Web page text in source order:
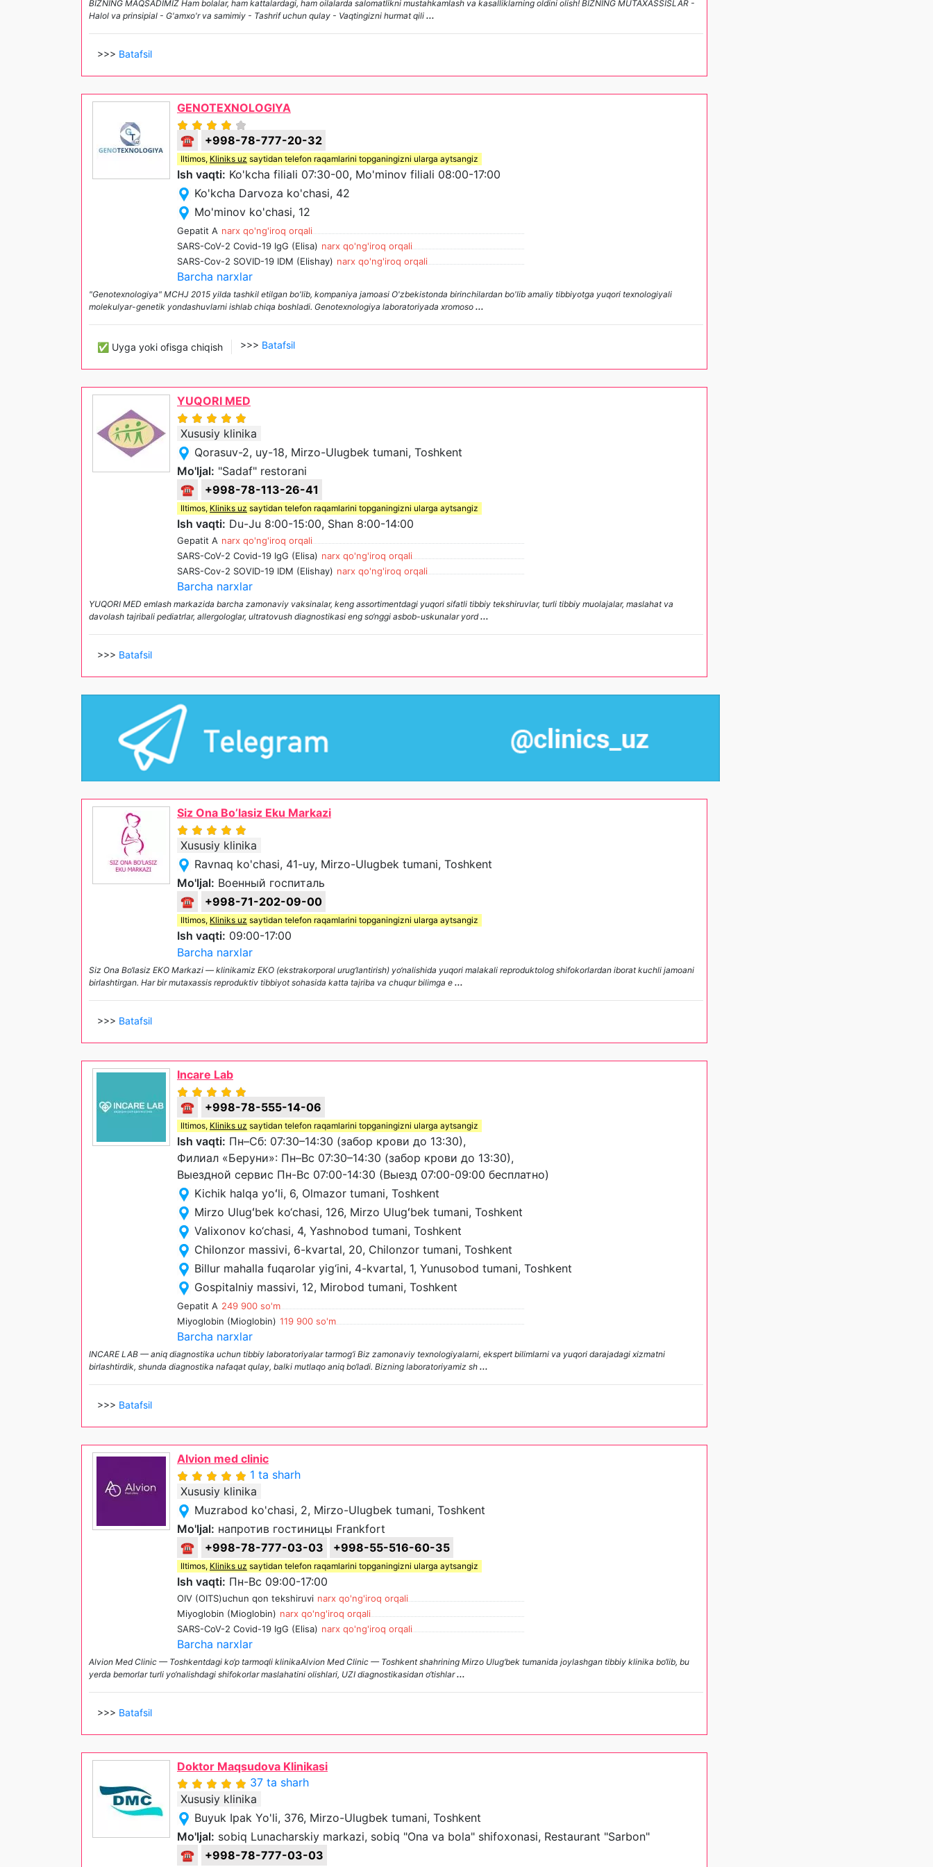
BIZNING MAQSADIMIZ Ham bolalar, ham kattalardagi, ham oilalarda salomatlikni mustahkamlash va kasalliklarning oldini olish! BIZNING MUTAXASSISLAR -
Halol va prinsipial - G'amxo'r va samimiy - Tashrif uchun qulay - Vaqtingizni hurmat qili ...
>>> Batafsil
GENOTEXNOLOGIYA
☎ +998-78-777-20-32
Iltimos, Kliniks uz saytidan telefon raqamlarini topganingizni ularga aytsangiz
Ish vaqti: Ko'kcha filiali 07:30-00, Mo'minov filiali 08:00-17:00
Ko'kcha Darvoza ko'chasi, 42
Mo'minov ko'chasi, 12
Gepatit A narx qo'ng'iroq orqali
SARS-CoV-2 Covid-19 IgG (Elisa) narx qo'ng'iroq orqali
SARS-Cov-2 SOVID-19 IDM (Elishay) narx qo'ng'iroq orqali
Barcha narxlar
"Genotexnologiya" MCHJ 2015 yilda tashkil etilgan bo'lib, kompaniya jamoasi O'zbekistonda birinchilardan bo'lib amaliy tibbiyotga yuqori texnologiyali
molekulyar-genetik yondashuvlarni ishlab chiqa boshladi. Genotexnologiya laboratoriyada xromoso ...
✅ Uyga yoki ofisga chiqish >>> Batafsil
YUQORI MED
Xususiy klinika
Qorasuv-2, uy-18, Mirzo-Ulugbek tumani, Toshkent
Mo'ljal: "Sadaf" restorani
☎
+998-78-113-26-41
Iltimos, Kliniks uz saytidan telefon raqamlarini topganingizni ularga aytsangiz
Ish vaqti: Du-Ju 8:00-15:00, Shan 8:00-14:00
Gepatit A narx qo'ng'iroq orqali
SARS-CoV-2 Covid-19 IgG (Elisa) narx qo'ng'iroq orqali
SARS-Cov-2 SOVID-19 IDM (Elishay) narx qo'ng'iroq orqali
Barcha narxlar
YUQORI MED emlash markazida barcha zamonaviy vaksinalar, keng assortimentdagi yuqori sifatli tibbiy tekshiruvlar, turli tibbiy muolajalar, maslahat va
davolash tajribali pediatrlar, allergologlar, ultratovush diagnostikasi eng so‘nggi asbob-uskunalar yord...
>>> Batafsil
Siz Ona Bo’lasiz Eku Markazi
Xususiy klinika
Ravnaq ko'chasi, 41-uy, Mirzo-Ulugbek tumani, Toshkent
Mo'ljal: Военный госпиталь
☎
+998-71-202-09-00
Iltimos, Kliniks uz saytidan telefon raqamlarini topganingizni ularga aytsangiz
Ish vaqti: 09:00-17:00
Barcha narxlar
Siz Ona Bo‘lasiz EKO Markazi — klinikamiz EKO (ekstrakorporal urug‘lantirish) yo‘nalishida yuqori malakali reproduktolog shifokorlardan iborat kuchli jamoani
birlashtirgan. Har bir mutaxassis reproduktiv tibbiyot sohasida katta tajriba va chuqur bilimga e ...
>>> Batafsil
Incare Lab
☎ +998-78-555-14-06
Iltimos, Kliniks uz saytidan telefon raqamlarini topganingizni ularga aytsangiz
Ish vaqti: Пн–Сб: 07:30–14:30 (забор крови до 13:30),
Филиал «Беруни»: Пн–Вс 07:30–14:30 (забор крови до 13:30),
Выездной сервис Пн-Вс 07:00-14:30 (Выезд 07:00-09:00 бесплатно)
Kichik halqa yoʻli, 6, Olmazor tumani, Toshkent
Mirzo Ulugʻbek ko‘chasi, 126, Mirzo Ulugʻbek tumani, Toshkent
Valixonov ko‘chasi, 4, Yashnobod tumani, Toshkent
Chilonzor massivi, 6-kvartal, 20, Chilonzor tumani, Toshkent
Billur mahalla fuqarolar yig‘ini, 4-kvartal, 1, Yunusobod tumani, Toshkent
Gospitalniy massivi, 12, Mirobod tumani, Toshkent
Gepatit A 249 900 so'm
Miyoglobin (Mioglobin) 119 900 so'm
Barcha narxlar
INCARE LAB — aniq diagnostika uchun tibbiy laboratoriyalar tarmog‘i Biz zamonaviy texnologiyalarni, ekspert bilimlarni va yuqori darajadagi xizmatni
birlashtirdik, shunda diagnostika nafaqat qulay, balki mutlaqo aniq bo‘ladi. Bizning laboratoriyamiz sh ...
>>> Batafsil
Alvion med clinic
1 ta sharh
Xususiy klinika
Muzrabod ko'chasi, 2, Mirzo-Ulugbek tumani, Toshkent
Mo'ljal: напротив гостиницы Frankfort
☎
+998-78-777-03-03 +998-55-516-60-35
Iltimos, Kliniks uz saytidan telefon raqamlarini topganingizni ularga aytsangiz
Ish vaqti: Пн-Вс 09:00-17:00
OIV (OITS)uchun qon tekshiruvi narx qo'ng'iroq orqali
Miyoglobin (Mioglobin) narx qo'ng'iroq orqali
SARS-CoV-2 Covid-19 IgG (Elisa) narx qo'ng'iroq orqali
Barcha narxlar
Alvion Med Clinic — Toshkentdagi ko‘p tarmoqli klinikaAlvion Med Clinic — Toshkent shahrining Mirzo Ulug‘bek tumanida joylashgan tibbiy klinika bo‘lib, bu
yerda bemorlar turli yo‘nalishdagi shifokorlar maslahatini olishlari, UZI diagnostikasidan o‘tishlar...
>>> Batafsil
Doktor Maqsudova Klinikasi
37 ta sharh
Xususiy klinika
Buyuk Ipak Yo'li, 376, Mirzo-Ulugbek tumani, Toshkent
Mo'ljal: sobiq Lunacharskiy markazi, sobiq "Ona va bola" shifoxonasi, Restaurant "Sarbon"
☎
+998-78-777-03-03